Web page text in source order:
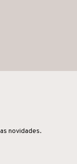
novidades.